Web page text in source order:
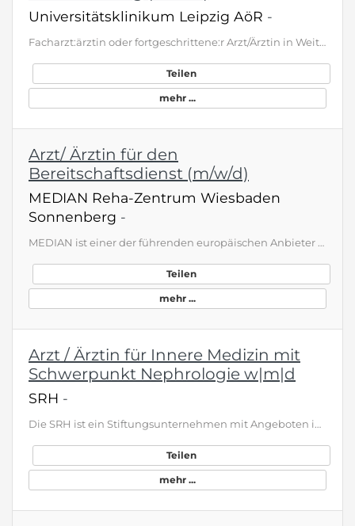
Universitätsklinikum Leipzig AöR -
Facharzt:ärztin oder fortgeschrittene:r Arzt/Ärztin in Weiterbildung (m/w/d) Einrichtung: Department für Bildgebung und Strahlenmedizin Anstellungsart: unbefristet als Facharzt:ärztin oder befristet im Rahmen der Weiterbildung Arbeitsdauer: Teilzeit (20,00h) Arbeitsbeginn: 01.09.2026 Gehaltsspanne: min. 7.400,00 € - max. 9.300,00 € brutto/Monat (Vollzeit) als Einstiegsgehalt. Die konkrete Vergütung richtet sich nach den Vorgaben des Haustarifvertrag des Universitätsklinikums Leipzig AöR. Was di…
Teilen
mehr ...
Arzt/ Ärztin für den
Bereitschaftsdienst (m/w/d)
MEDIAN Reha-Zentrum Wiesbaden
Sonnenberg -
MEDIAN ist einer der führenden europäischen Anbieter für medizinische Rehabilitation und psychische Gesundheit. Mit mehr als 120 Reha-Einrichtungen in ganz Deutschland bietet MEDIAN ein dynamisches und innovatives Umfeld für Beschäftigte in den unterschiedlichsten Behandlungsbereichen mit vielfältigen Einstiegs- und Entwicklungsmöglichkeiten. Als Spezialist für Rehabilitation und Teilhabe begleiten wir unsere Patientinnen und Patienten auf dem Weg zur Genesung und zurück in die Gesellschaft – g…
Teilen
mehr ...
Arzt / Ärztin für Innere Medizin mit
Schwerpunkt Nephrologie w|m|d
SRH -
Die SRH ist ein Stiftungsunternehmen mit Angeboten in den Bereichen Bildung und Gesundheit. Die mehr als 17 000 Mitarbeiter:innen der SRH begleiten jährlich über 1,2 Millionen Menschen auf ihren individuellen Lebenswegen. Seit der Gründung 1966 setzt sie sich für die Weiterentwicklung des Bildungs- und Gesundheitswesens ein. Die SRH ist sich ihrer gesellschaftlichen Verantwortung seit jeher bewusst. Um für noch mehr Menschen neue Lebenschancen zu eröffnen, reinvestiert sie ihre Gewinne in die…
Teilen
mehr ...